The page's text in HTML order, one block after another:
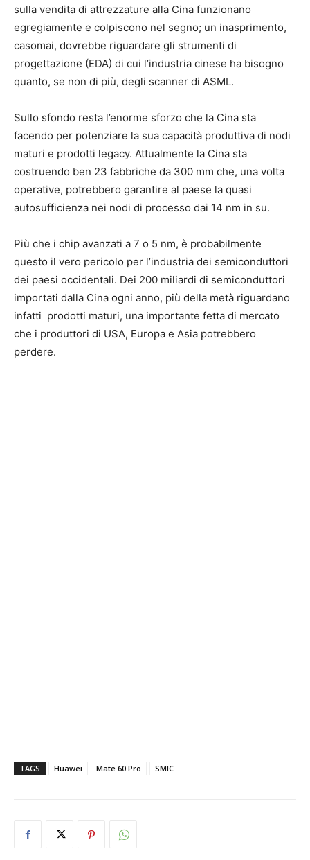
sulla vendita di attrezzature alla Cina funzionano
egregiamente e colpiscono nel segno; un inasprimento,
casomai, dovrebbe riguardare gli strumenti di
progettazione (EDA) di cui l’industria cinese ha bisogno
quanto, se non di più, degli scanner di ASML.
Sullo sfondo resta l’enorme sforzo che la Cina sta
facendo per potenziare la sua capacità produttiva di nodi
maturi e prodotti legacy. Attualmente la Cina sta
costruendo ben 23 fabbriche da 300 mm che, una volta
operative, potrebbero garantire al paese la quasi
autosufficienza nei nodi di processo dai 14 nm in su.
Più che i chip avanzati a 7 o 5 nm, è probabilmente
questo il vero pericolo per l’industria dei semiconduttori
dei paesi occidentali. Dei 200 miliardi di semiconduttori
importati dalla Cina ogni anno, più della metà riguardano
infatti prodotti maturi, una importante fetta di mercato
che i produttori di USA, Europa e Asia potrebbero
perdere.
TAGS Huawei Mate 60 Pro SMIC